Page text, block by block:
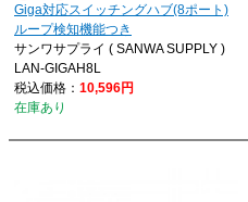
Giga対応スイッチングハブ(8ポート)
ループ検知機能つき
サンワサプライ ( SANWA SUPPLY )
LAN-GIGAH8L
税込価格： 10,596円
在庫あり